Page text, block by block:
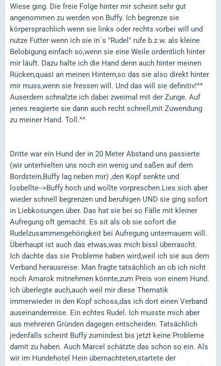
Wiese ging. Die freie Folge hinter mir scheint sehr gut
angenommen zu werden von Buffy. Ich begrenze sie
körpersprachlich wenn sie links oder rechts vorbei will und
nutze Futter wenn ich sie in´s "Rudel" rufe b.z.w. als kleine
Belobigung einfach so,wenn sie eine Weile ordentlich hinter
mir läuft. Dazu halte ich die Hand denn auch hinter meinen
Rücken,quasi an meinen Hintern,so das sie also direkt hinter
mir muss,wenn sie fressen will. Und das will sie definitiv!^^
Auserdem schnalzte ich dabei zweimal mit der Zunge. Auf
jenes reagierte sie dann auch recht schnell,mit Zuwendung
zu meiner Hand. Toll.^^
Dritte war ein Hund der in 20 Meter Abstand uns passierte
(wir unterhielten uns noch ein wenig und saßen auf dem
Bordstein,Buffy lag neben mir) ,den Kopf senkte und
losbellte-->Buffy hoch und wollte vorpreschen.Lies sich aber
wieder schnell begrenzen und beruhigen UND sie ging sofort
in Liebkosungen über. Das hat sie bei so Fälle mit kleiner
Aufregung oft gemacht. Es sit als ob sie sofort die
Rudelzusammengehörigkeit bei Aufregung untermauern will.
Überhaupt ist auch das etwas,was mich bissl überrascht.
Ich dachte das sie Probleme haben wird,weil ich sie aus dem
Verband herausreise. Man fragte tatsächlich an ob ich nicht
noch Amarok mitnehmen könnte,zum Preis von einem Hund.
Ich überlegte auch,auch weil mir diese Thematik
immerwieder in den Kopf schoss,das ich dort einen Verband
auseinanderreise. Ein echtes Rudel. Ich musste mich aber
aus mehreren Gründen dagegen entscheiden. Tatsächlich
jedenfalls scheint Buffy zumindest bis jetzt keine Probleme
damit zu haben. Auch Marcel schätzte das schon so ein. Als
wir im Hundehotel Hein übernachteten,startete der